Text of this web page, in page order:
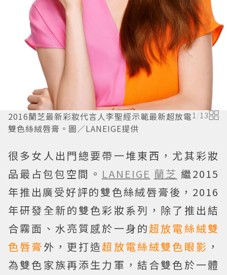
2016蘭芝最新彩妝代言人李聖經示範最新超放電
雙色絲絨唇膏。圖／LANEIGE提供
1/13
很多女人出門總要帶一堆東西，尤其彩妝
品最占包包空間。 LANEIGE 蘭芝 繼2015
年推出廣受好評的雙色絲絨唇膏後，2016
年研發全新的雙色彩妝系列，除了推出結
合霧面、水亮質感於一身的超放電絲絨雙
色唇膏 外，更打造超放電絲絨雙色眼影 ，
為雙色家族再添生力軍，結合雙色於一體